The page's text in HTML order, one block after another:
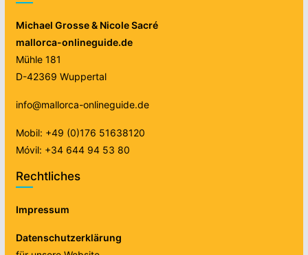
Michael Grosse & Nicole Sacré
mallorca-onlineguide.de
Mühle 181
D-42369 Wuppertal
info@mallorca-onlineguide.de
Mobil: +49 (0)176 51638120
Móvil: +34 644 94 53 80
Rechtliches
Impressum
Datenschutzerklärung